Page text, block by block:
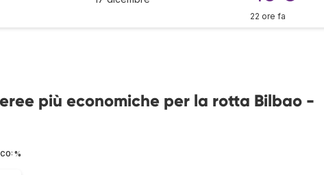
22 ore fa
più economiche per la rotta Bilbao -
%